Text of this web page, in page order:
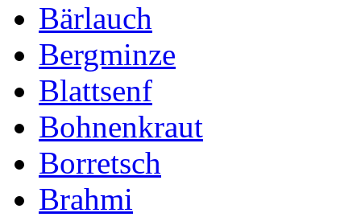
Bärlauch
Bergminze
Blattsenf
Bohnenkraut
Borretsch
Brahmi